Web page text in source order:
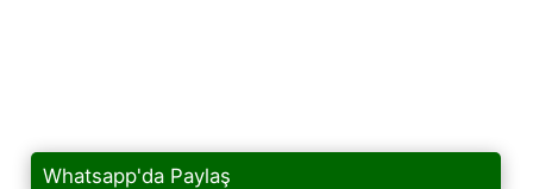
Whatsapp'da Paylaş